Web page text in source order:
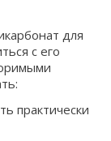
для
с его
практически